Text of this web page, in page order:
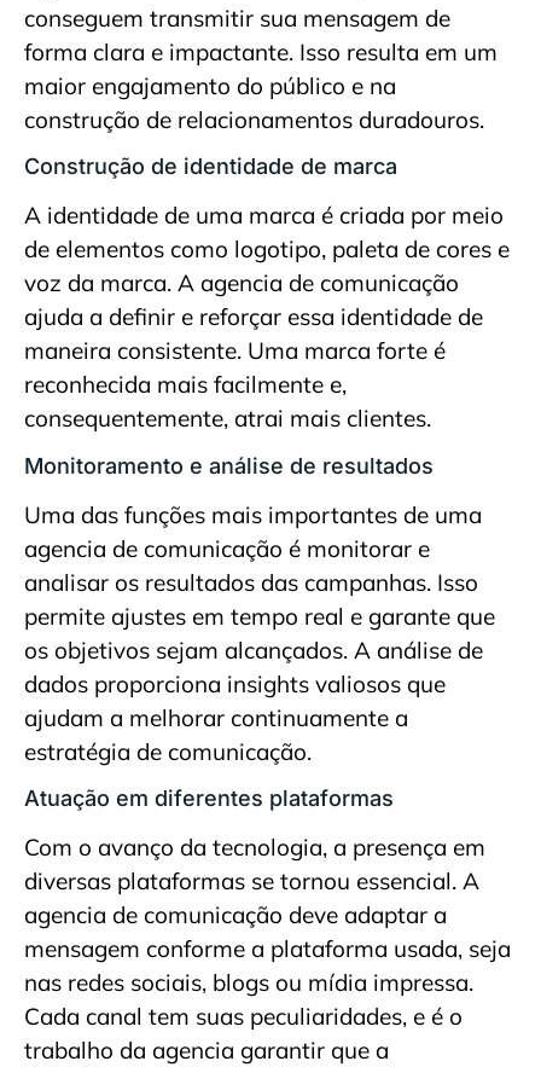
conseguem transmitir sua mensagem de
forma clara e impactante. Isso resulta em um
maior engajamento do público e na
construção de relacionamentos duradouros.
Construção de identidade de marca
A identidade de uma marca é criada por meio
de elementos como logotipo, paleta de cores e
voz da marca. A agencia de comunicação
ajuda a definir e reforçar essa identidade de
maneira consistente. Uma marca forte é
reconhecida mais facilmente e,
consequentemente, atrai mais clientes.
Monitoramento e análise de resultados
Uma das funções mais importantes de uma
agencia de comunicação é monitorar e
analisar os resultados das campanhas. Isso
permite ajustes em tempo real e garante que
os objetivos sejam alcançados. A análise de
dados proporciona insights valiosos que
ajudam a melhorar continuamente a
estratégia de comunicação.
Atuação em diferentes plataformas
Com o avanço da tecnologia, a presença em
diversas plataformas se tornou essencial. A
agencia de comunicação deve adaptar a
mensagem conforme a plataforma usada, seja
nas redes sociais, blogs ou mídia impressa.
Cada canal tem suas peculiaridades, e é o
trabalho da agencia garantir que a